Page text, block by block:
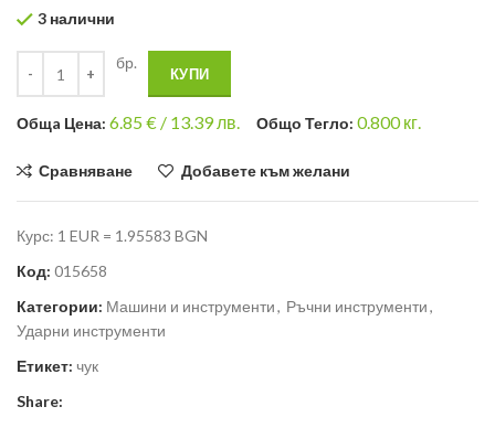
3 налични
бр.
КУПИ
Общa Цена: 6.85€ / 13.39 лв. Общо Тегло: 0.800кг.
Сравняване Добавете към желани
Курс: 1 EUR = 1.95583 BGN
Код: 015658
Категории: Машини и инструменти, Ръчни инструменти,
Ударни инструменти
Етикет: чук
Share: